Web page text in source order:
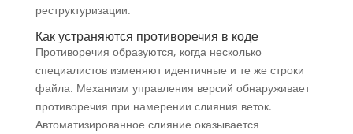
реструктуризации.
Как устраняются противоречия в коде
Противоречия образуются, когда несколько
специалистов изменяют идентичные и те же строки
файла. Механизм управления версий обнаруживает
противоречия при намерении слияния веток.
Автоматизированное слияние оказывается